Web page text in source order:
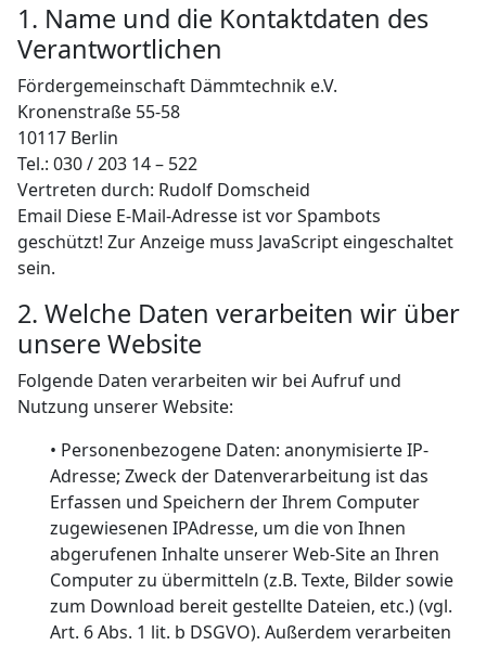
1. Name und die Kontaktdaten des
Verantwortlichen
Fördergemeinschaft Dämmtechnik e.V.
Kronenstraße 55-58
10117 Berlin
Tel.: 030 / 203 14 – 522
Vertreten durch: Rudolf Domscheid
Email Diese E-Mail-Adresse ist vor Spambots
geschützt! Zur Anzeige muss JavaScript eingeschaltet
sein.
2. Welche Daten verarbeiten wir über
unsere Website
Folgende Daten verarbeiten wir bei Aufruf und
Nutzung unserer Website:
• Personenbezogene Daten: anonymisierte IP-
Adresse; Zweck der Datenverarbeitung ist das
Erfassen und Speichern der Ihrem Computer
zugewiesenen IPAdresse, um die von Ihnen
abgerufenen Inhalte unserer Web-Site an Ihren
Computer zu übermitteln (z.B. Texte, Bilder sowie
zum Download bereit gestellte Dateien, etc.) (vgl.
Art. 6 Abs. 1 lit. b DSGVO). Außerdem verarbeiten